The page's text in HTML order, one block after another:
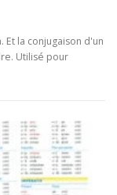
Et la conjugaison d'un
Utilisé pour